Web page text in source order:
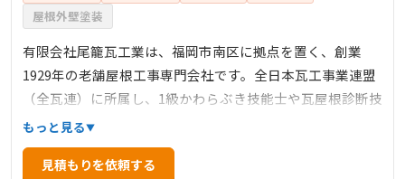
屋根外壁塗装
有限会社尾籠瓦工業は、福岡市南区に拠点を置く、創業
1929年の老舗屋根工事専門会社です。全日本瓦工事業連盟
（全瓦連）に所属し、1級かわらぶき技能士や瓦屋根診断技
士といった有資格者が在籍しています。主な事業内容は、
瓦葺き替え、雨漏り修理、台風・地震対策のための瓦止
め、屋根のメンテナンスなど、多岐にわたります。また、
もっと見る
見積もりを依頼する